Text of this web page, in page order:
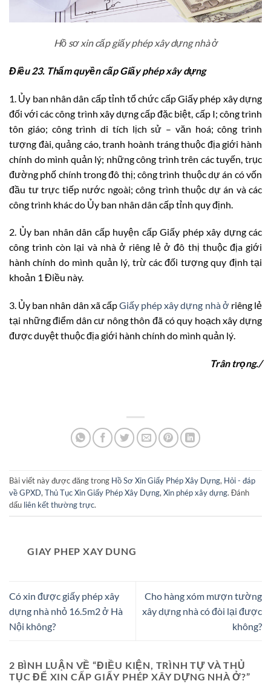
Hồ sơ xin cấp giấy phép xây dựng nhà ở
Điều 23. Thẩm quyền cấp Giấy phép xây dựng
1. Ủy ban nhân dân cấp tỉnh tổ chức cấp Giấy phép xây dựng
đối với các công trình xây dựng cấp đặc biệt, cấp I; công trình
tôn giáo; công trình di tích lịch sử – văn hoá; công trình
tượng đài, quảng cáo, tranh hoành tráng thuộc địa giới hành
chính do mình quản lý; những công trình trên các tuyến, trục
đường phố chính trong đô thị; công trình thuộc dự án có vốn
đầu tư trực tiếp nước ngoài; công trình thuộc dự án và các
công trình khác do Ủy ban nhân dân cấp tỉnh quy định.
2. Ủy ban nhân dân cấp huyện cấp Giấy phép xây dựng các
công trình còn lại và nhà ở riêng lẻ ở đô thị thuộc địa giới
hành chính do mình quản lý, trừ các đối tượng quy định tại
khoản 1 Điều này.
3. Ủy ban nhân dân xã cấpGiấy phép xây dựng nhà ở riêng lẻ
tại những điểm dân cư nông thôn đã có quy hoạch xây dựng
được duyệt thuộc địa giới hành chính do mình quản lý.
Trân trọng./
Bài viết này được đăng trong Hồ Sơ Xin Giấy Phép Xây Dựng, Hỏi - đáp
về GPXD,Thủ Tục Xin Giấy Phép Xây Dựng,Xin phép xây dựng. Đánh
dấu liên kết thường trực.
GIAY PHEP XAY DUNG
Có xin được giấy phép xây
dựng nhà nhỏ 16.5m2 ở Hà
Nội không?
Cho hàng xóm mượn tường
xây dựng nhà có đòi lại được
không?
2 BÌNH LUẬN VỀ “ĐIỀU KIỆN, TRÌNH TỰ VÀ THỦ
TỤC ĐỂ XIN CẤP GIẤY PHÉP XÂY DỰNG NHÀ Ở?”